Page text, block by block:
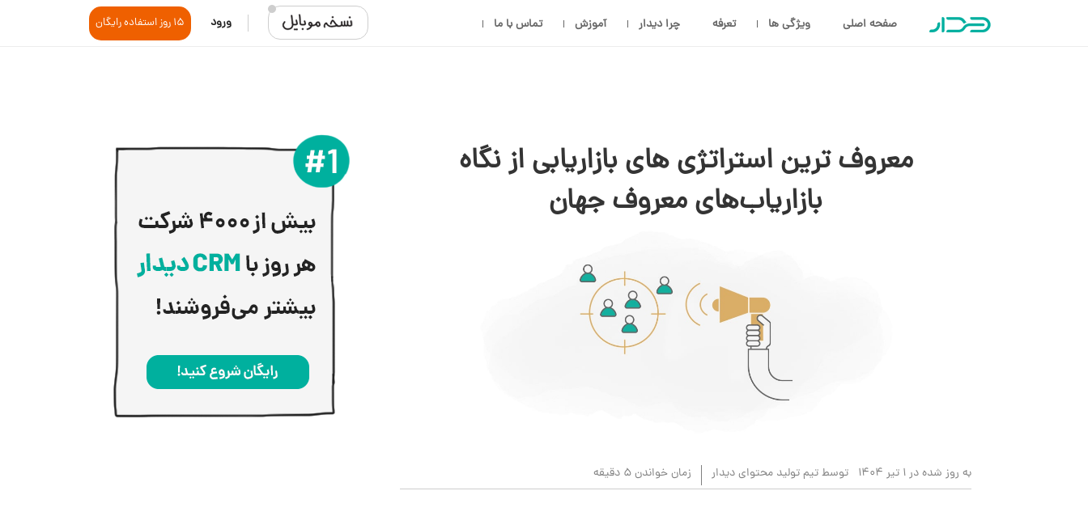
صفحه اصلی ویژگی ها تعرفه چرا دیدار آموزش تماس با ما ورود 15 روز استفاده رایگان
معروف ترین استراتژی های بازاریابی از نگاه
بازاریاب‌های معروف جهان
به روز شده در 1 تیر 1404 توسط تیم تولید محتوای دیدار زمان خواندن 5 دقیقه